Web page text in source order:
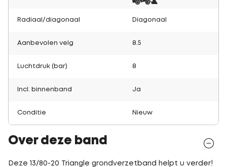
Radiaal/diagonaal Diagonaal
Aanbevolen velg 8.5
Luchtdruk (bar) 8
Incl. binnenband Ja
Conditie Nieuw
Over deze band
Deze 13/80-20 Triangle grondverzetband helpt u verder!